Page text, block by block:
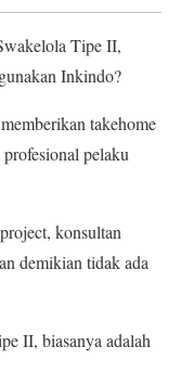
Tipe II,
Inkindo?
takehome
pelaku
konsultan
demikian tidak ada
II, biasanya adalah